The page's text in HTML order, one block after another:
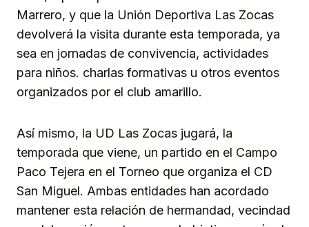
Marrero, y que la Unión Deportiva Las Zocas
devolverá la visita durante esta temporada, ya
sea en jornadas de convivencia, actividades
para niños. charlas formativas u otros eventos
organizados por el club amarillo.
Así mismo, la UD Las Zocas jugará, la
temporada que viene, un partido en el Campo
Paco Tejera en el Torneo que organiza el CD
San Miguel. Ambas entidades han acordado
mantener esta relación de hermandad, vecindad